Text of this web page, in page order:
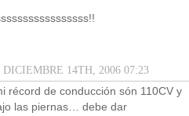
14TH, 2006 07:23
récord de conducción són 110CV y
las piernas… debe dar